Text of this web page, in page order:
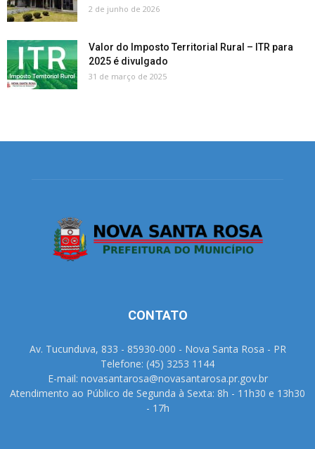
2 de junho de 2026
Valor do Imposto Territorial Rural – ITR para
2025 é divulgado
31 de março de 2025
CONTATO
Av. Tucunduva, 833 - 85930-000 - Nova Santa Rosa - PR
Telefone: (45) 3253 1144
E-mail: novasantarosa@novasantarosa.pr.gov.br
Atendimento ao Público de Segunda à Sexta: 8h - 11h30 e 13h30
- 17h